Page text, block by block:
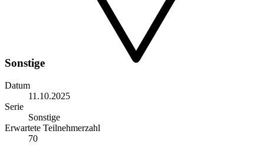
Sonstige
Datum
11.10.2025
Serie
Sonstige
Erwartete Teilnehmerzahl
70